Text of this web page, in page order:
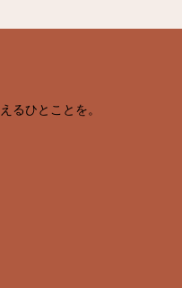
るひとことを。